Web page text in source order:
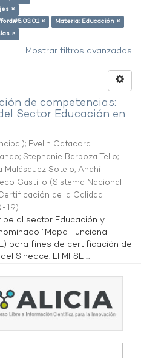
×
×
Materia: Educación ×
×
Mostrar filtros avanzados
de competencias:
Sector Educación en
; Evelin Catacora
; Stephanie Barboza Tello;
Malásquez Sotelo; Anahí
Castillo (Sistema Nacional
de la Calidad
19)
al sector Educación y
“Mapa Funcional
para fines de certificación de
Sineace. El MFSE ...
la